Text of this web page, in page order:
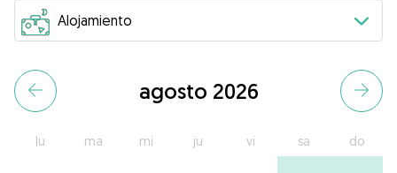
agosto 2026
lu ma mi ju vi sa do